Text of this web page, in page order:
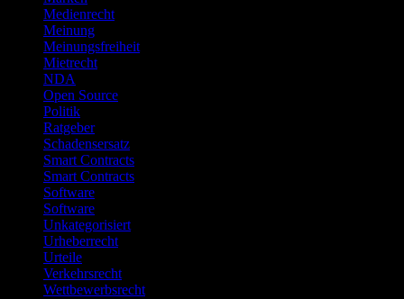
Medienrecht
Meinung
Meinungsfreiheit
Mietrecht
NDA
Open Source
Politik
Ratgeber
Schadensersatz
Smart Contracts
Smart Contracts
Software
Software
Unkategorisiert
Urheberrecht
Urteile
Verkehrsrecht
Wettbewerbsrecht